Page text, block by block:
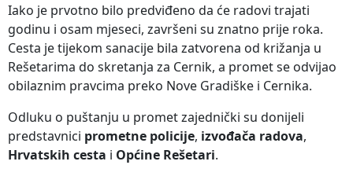
Iako je prvotno bilo predviđeno da će radovi trajati
godinu i osam mjeseci, završeni su znatno prije roka.
Cesta je tijekom sanacije bila zatvorena od križanja u
Rešetarima do skretanja za Cernik, a promet se odvijao
obilaznim pravcima preko Nove Gradiške i Cernika.
Odluku o puštanju u promet zajednički su donijeli
predstavnici prometne policije, izvođača radova,
Hrvatskih cesta i Općine Rešetari.